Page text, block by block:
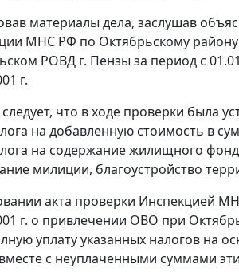
материалы дела, заслушав
МНС РФ по Октябрьскому
РОВД г. Пензы за период с
г.
следует, что в ходе проверки была
на добавленную стоимость в
на содержание жилищного
милиции, благоустройство
акта проверки Инспекцией
г. о привлечении ОВО при
уплату указанных налогов на
с неуплаченными суммами